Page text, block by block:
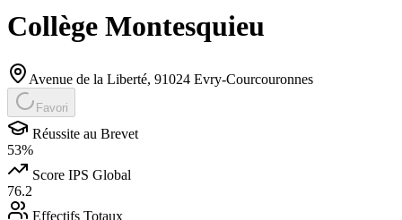
Collège Montesquieu
Avenue de la Liberté, 91024 Evry-Courcouronnes
Favori
Réussite au Brevet
53%
Score IPS Global
76.2
Effectifs Totaux